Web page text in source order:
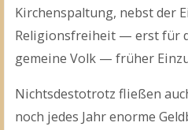
Kirchenspaltung, nebst der
Religionsfreiheit — erst für
gemeine Volk — früher
Nichtsdestotrotz fließen
noch jedes Jahr enorme